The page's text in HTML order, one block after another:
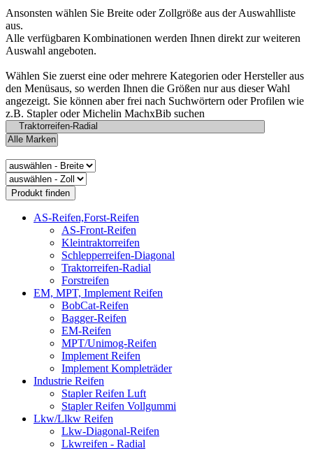
Ansonsten wählen Sie Breite oder Zollgröße aus der Auswahlliste
aus.
Alle verfügbaren Kombinationen werden Ihnen direkt zur weiteren
Auswahl angeboten.
Wählen Sie zuerst eine oder mehrere Kategorien oder Hersteller aus
den Menüsaus, so werden Ihnen die Größen nur aus dieser Wahl
angezeigt. Sie können aber frei nach Suchwörtern oder Profilen wie
z.B. Stapler oder Michelin MachxBib suchen
AS-Reifen,Forst-Reifen
AS-Front-Reifen
Kleintraktorreifen
Schlepperreifen-Diagonal
Traktorreifen-Radial
Forstreifen
EM, MPT, Implement Reifen
BobCat-Reifen
Bagger-Reifen
EM-Reifen
MPT/Unimog-Reifen
Implement Reifen
Implement Kompleträder
Industrie Reifen
Stapler Reifen Luft
Stapler Reifen Vollgummi
Lkw/Llkw Reifen
Lkw-Diagonal-Reifen
Lkwreifen - Radial